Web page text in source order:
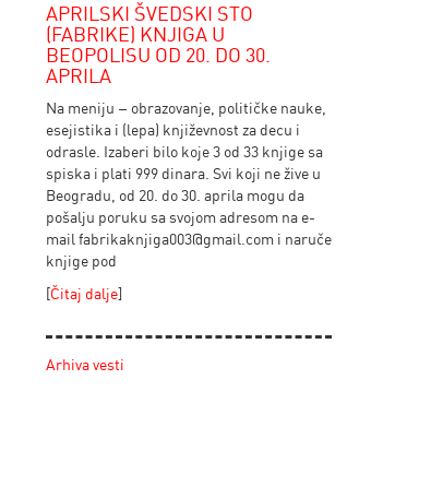
APRILSKI ŠVEDSKI STO
(FABRIKE) KNJIGA U
BEOPOLISU OD 20. DO 30.
APRILA
Na meniju – obrazovanje, političke nauke,
esejistika i (lepa) književnost za decu i
odrasle. Izaberi bilo koje 3 od 33 knjige sa
spiska i plati 999 dinara. Svi koji ne žive u
Beogradu, od 20. do 30. aprila mogu da
pošalju poruku sa svojom adresom na e-
mail fabrikaknjiga003@gmail.com i naruče
knjige pod
[Čitaj dalje]
Arhiva vesti